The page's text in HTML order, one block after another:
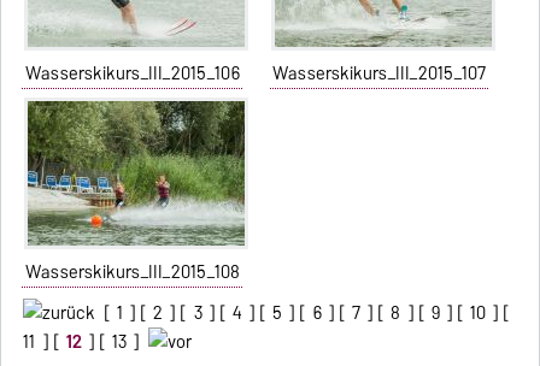
Wasserskikurs_III_2015_106 Wasserskikurs_III_2015_107
Wasserskikurs_III_2015_108
[ 1 ] [ 2 ] [ 3 ] [ 4 ] [ 5 ] [ 6 ] [ 7 ] [ 8 ] [ 9 ] [ 10 ] [
11 ] [ 12 ] [ 13 ]